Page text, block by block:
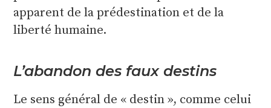
apparent de la prédestination et de la
liberté humaine.
L’abandon des faux destins
Le sens général de « destin », comme celui